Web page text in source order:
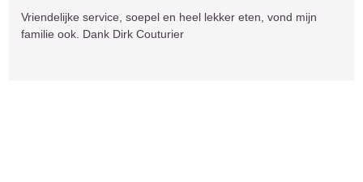
Vriendelijke service, soepel en heel lekker eten, vond mijn
familie ook. Dank Dirk Couturier